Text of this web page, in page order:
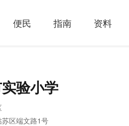
便民 指南 资料
验小学
苏区端文路1号